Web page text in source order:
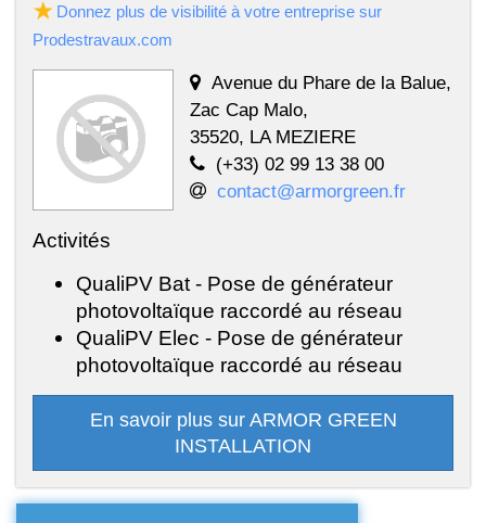
Donnez plus de visibilité à votre entreprise sur
Prodestravaux.com
Avenue du Phare de la Balue,
Zac Cap Malo,
35520, LA MEZIERE
(+33) 02 99 13 38 00
contact@armorgreen.fr
Activités
QualiPV Bat - Pose de générateur
photovoltaïque raccordé au réseau
QualiPV Elec - Pose de générateur
photovoltaïque raccordé au réseau
En savoir plus sur ARMOR GREEN
INSTALLATION